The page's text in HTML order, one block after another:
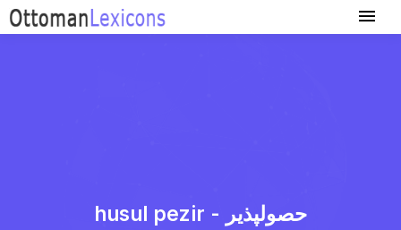
husul pezir - حصولپذیر